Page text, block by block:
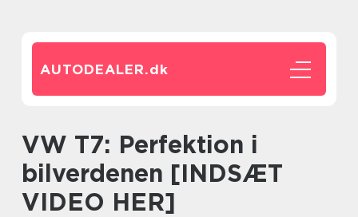
AUTODEALER.dk
VW T7: Perfektion i
bilverdenen [INDSÆT
VIDEO HER]